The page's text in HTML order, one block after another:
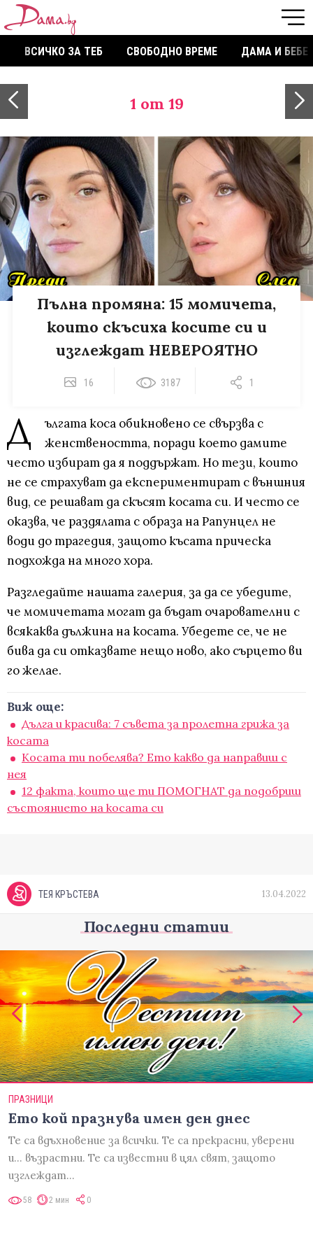
ВСИЧКО ЗА ТЕБ СВОБОДНО ВРЕМЕ ДАМА И БЕБЕ
1 от 19
Пълна промяна: 15 момичета,
които скъсиха косите си и
изглеждат НЕВЕРОЯТНО
16 3187 1
Д
ългата коса обикновено се свързва с
женствеността, поради което дамите
често избират да я поддържат. Но тези, които
не се страхуват да експериментират с външния
вид, се решават да скъсят косата си. И често се
оказва, че раздялата с образа на Рапунцел не
води до трагедия, защото късата прическа
подхожда на много хора.
Разгледайте нашата галерия, за да се убедите,
че момичетата могат да бъдат очарователни с
всякаква дължина на косата. Убедете се, че не
бива да си отказвате нещо ново, ако сърцето ви
го желае.
Виж още:
Дълга и красива: 7 съвета за пролетна грижа за
косата
Косата ти побелява? Ето какво да направиш с
нея
12 факта, които ще ти ПОМОГНАТ да подобриш
състоянието на косата си
ТЕЯ КРЪСТЕВА 13.04.2022
Последни статии
ПРАЗНИЦИ
Ето кой празнува имен ден днес
Те са вдъхновение за всички. Те са прекрасни, уверени
и... възрастни. Те са известни в цял свят, защото
изглеждат…
58 2 мин 0